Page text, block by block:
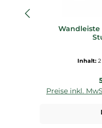
Wandleiste
Inhalt:
Preise inkl.